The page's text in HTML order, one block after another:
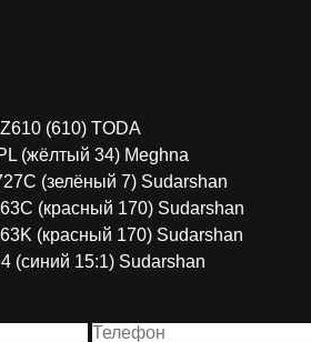
(610) TODA
(жёлтый 34) Meghna
(зелёный 7) Sudarshan
(красный 170) Sudarshan
(красный 170) Sudarshan
(синий 15:1) Sudarshan